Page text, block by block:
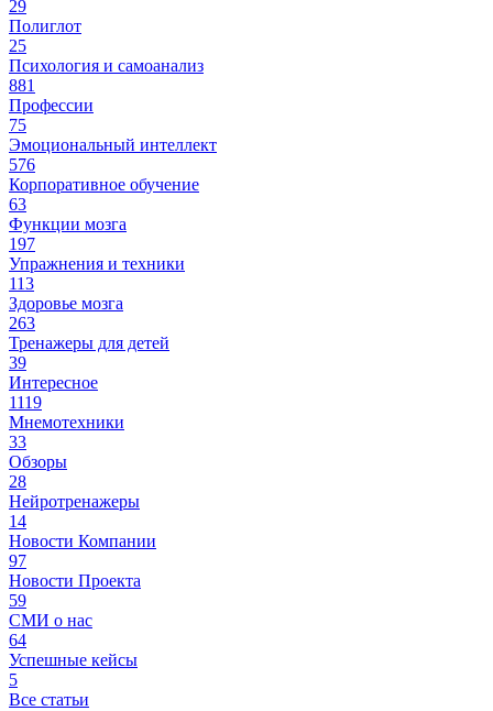
29
Полиглот
25
Психология и самоанализ
881
Профессии
75
Эмоциональный интеллект
576
Корпоративное обучение
63
Функции мозга
197
Упражнения и техники
113
Здоровье мозга
263
Тренажеры для детей
39
Интересное
1119
Мнемотехники
33
Обзоры
28
Нейротренажеры
14
Новости Компании
97
Новости Проекта
59
СМИ о нас
64
Успешные кейсы
5
Все статьи